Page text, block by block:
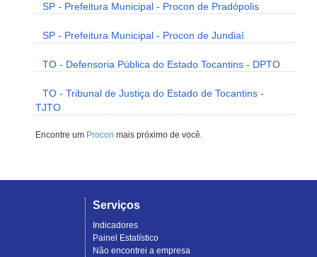
SP - Prefeitura Municipal - Procon de Pradópolis
SP - Prefeitura Municipal - Procon de Jundiaí
TO - Defensoria Pública do Estado Tocantins - DPTO
TO - Tribunal de Justiça do Estado de Tocantins -
TJTO
Encontre um Procon mais próximo de você.
Serviços
Indicadores
Painel Estatístico
Não encontrei a empresa